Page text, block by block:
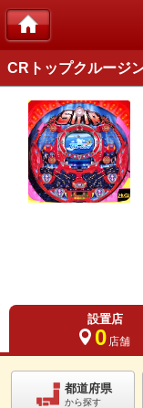
CRトップクルージ
設置店
0 店舗
都道府県
から探す